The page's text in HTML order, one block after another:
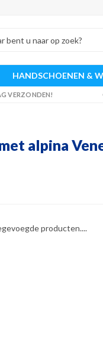
HANDSCHOENEN &
VERZONDEN!
alpina
producten....